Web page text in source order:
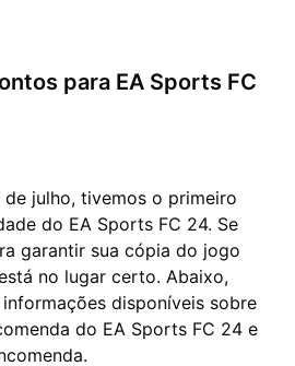
para EA Sports FC
de julho, tivemos o primeiro
do EA Sports FC 24. Se
garantir sua cópia do jogo
no lugar certo. Abaixo,
disponíveis sobre
do EA Sports FC 24 e